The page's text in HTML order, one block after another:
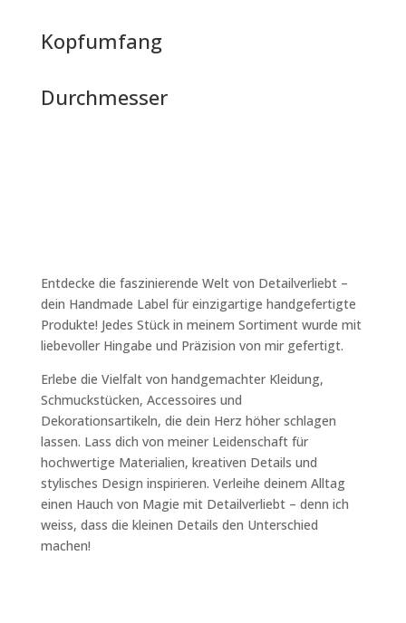
Kopfumfang
Durchmesser
Entdecke die faszinierende Welt von Detailverliebt –
dein Handmade Label für einzigartige handgefertigte
Produkte! Jedes Stück in meinem Sortiment wurde mit
liebevoller Hingabe und Präzision von mir gefertigt.
Erlebe die Vielfalt von handgemachter Kleidung,
Schmuckstücken, Accessoires und
Dekorationsartikeln, die dein Herz höher schlagen
lassen. Lass dich von meiner Leidenschaft für
hochwertige Materialien, kreativen Details und
stylisches Design inspirieren. Verleihe deinem Alltag
einen Hauch von Magie mit Detailverliebt – denn ich
weiss, dass die kleinen Details den Unterschied
machen!